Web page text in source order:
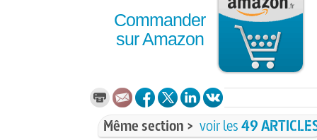
Commander
sur Amazon
Même section > voir les49